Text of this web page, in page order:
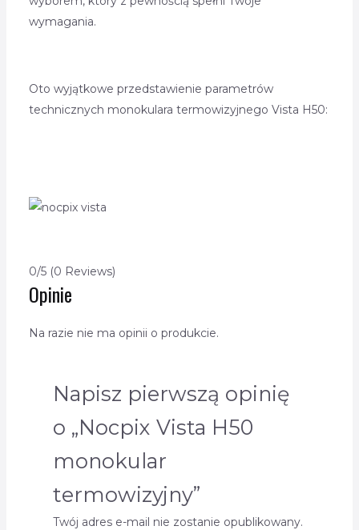
wymagania.
Oto wyjątkowe przedstawienie parametrów
technicznych monokulara termowizyjnego Vista H50:
0/5 (0 Reviews)
Opinie
Na razie nie ma opinii o produkcie.
Napisz pierwszą opinię
o „Nocpix Vista H50
monokular
termowizyjny”
Twój adres e-mail nie zostanie opublikowany.